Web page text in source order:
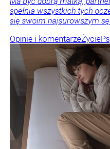
spełnia wszystkich tych
się swoim najsurowszym
Opinie i komentarzeŻycie